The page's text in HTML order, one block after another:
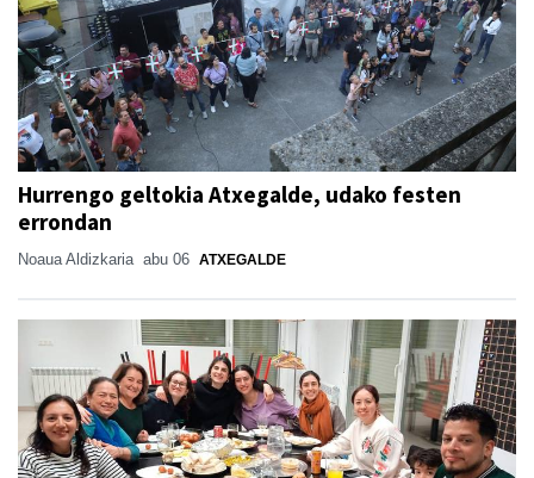
Hurrengo geltokia Atxegalde, udako festen
errondan
Noaua Aldizkaria abu 06 ATXEGALDE